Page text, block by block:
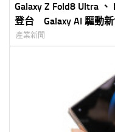
Galaxy Z Fold8 Ultra
登台 Galaxy AI 驅動
入打造完整 Galaxy 生態
產業新聞